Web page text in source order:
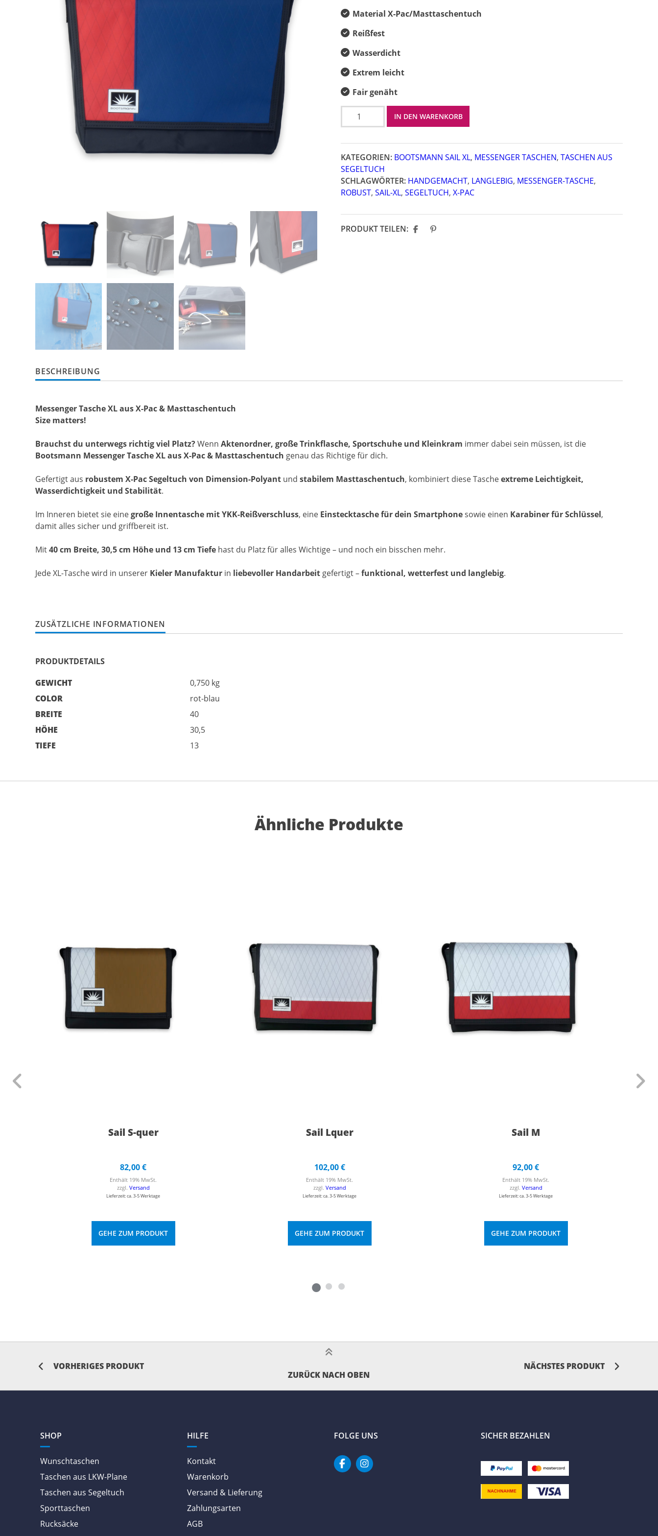
Material X-Pac/Masttaschentuch
Reißfest
Wasserdicht
Extrem leicht
Fair genäht
IN DEN WARENKORB
KATEGORIEN: BOOTSMANN SAIL XL, MESSENGER TASCHEN, TASCHEN AUS
SEGELTUCH
SCHLAGWÖRTER: HANDGEMACHT, LANGLEBIG, MESSENGER-TASCHE,
ROBUST, SAIL-XL, SEGELTUCH, X-PAC
PRODUKT TEILEN:
BESCHREIBUNG
Messenger Tasche XL aus X-Pac & Masttaschentuch
Size matters!
Brauchst du unterwegs richtig viel Platz?Wenn Aktenordner, große Trinkflasche, Sportschuhe und Kleinkram immer dabei sein müssen, ist die
Bootsmann Messenger Tasche XL aus X-Pac & Masttaschentuch genau das Richtige für dich.
Gefertigt aus robustem X-Pac Segeltuch von Dimension-Polyantund stabilem Masttaschentuch, kombiniert diese Tascheextreme Leichtigkeit,
Wasserdichtigkeit und Stabilität.
Im Inneren bietet sie einegroße Innentasche mit YKK-Reißverschluss, eine Einstecktasche für dein Smartphonesowie einen Karabiner für Schlüssel,
damit alles sicher und griffbereit ist.
Mit40 cm Breite, 30,5 cm Höhe und 13 cm Tiefehast du Platz für alles Wichtige – und noch ein bisschen mehr.
Jede XL-Tasche wird in unserer Kieler Manufakturin liebevoller Handarbeitgefertigt –funktional, wetterfest und langlebig.
ZUSÄTZLICHE INFORMATIONEN
PRODUKTDETAILS
GEWICHT
0,750 kg
COLOR
rot-blau
BREITE
40
HÖHE
30,5
TIEFE
13
Ähnliche Produkte
Sail S-quer
82,00€
Enthält 19% MwSt.
zzgl. Versand
Lieferzeit: ca. 3-5 Werktage
GEHE ZUM PRODUKT
Sail Lquer
102,00€
Enthält 19% MwSt.
zzgl. Versand
Lieferzeit: ca. 3-5 Werktage
GEHE ZUM PRODUKT
Sail M
92,00€
Enthält 19% MwSt.
zzgl. Versand
Lieferzeit: ca. 3-5 Werktage
GEHE ZUM PRODUKT
VORHERIGES PRODUKT
NÄCHSTES PRODUKT
ZURÜCK NACH OBEN
SHOP
Wunschtaschen
Taschen aus LKW-Plane
Taschen aus Segeltuch
Sporttaschen
Rucksäcke
HILFE
Kontakt
Warenkorb
Versand & Lieferung
Zahlungsarten
AGB
FOLGE UNS SICHER BEZAHLEN